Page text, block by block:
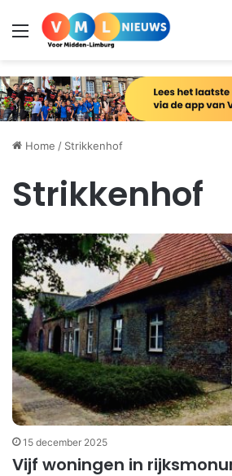
Menu
Home / Strikkenhof
Strikkenhof
15 december 2025
Vijf woningen in